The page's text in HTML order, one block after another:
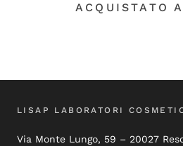
ACQUISTATO
LISAP LABORATORI
Via Monte Lungo, 59 – 20027